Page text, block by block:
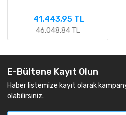
41.443,95 TL
46.048,84 TL
E-Bültene Kayıt Olun
Haber listemize kayıt olarak
olabilirsiniz.